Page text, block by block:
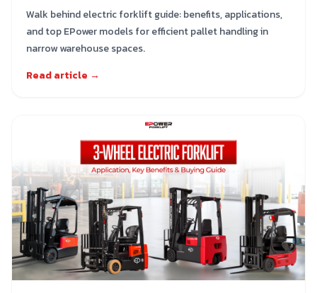
Walk behind electric forklift guide: benefits, applications,
and top EPower models for efficient pallet handling in
narrow warehouse spaces.
Read article →